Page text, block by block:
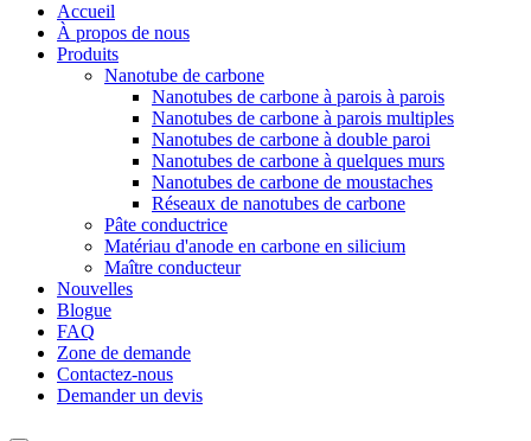
Accueil
À propos de nous
Produits
Nanotube de carbone
Nanotubes de carbone à parois à parois
Nanotubes de carbone à parois multiples
Nanotubes de carbone à double paroi
Nanotubes de carbone à quelques murs
Nanotubes de carbone de moustaches
Réseaux de nanotubes de carbone
Pâte conductrice
Matériau d'anode en carbone en silicium
Maître conducteur
Nouvelles
Blogue
FAQ
Zone de demande
Contactez-nous
Demander un devis